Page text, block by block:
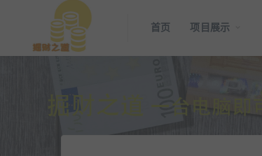
首页 项目展示